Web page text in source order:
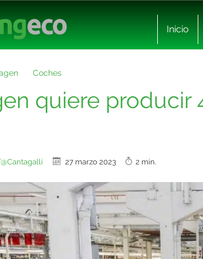
Inicio
Coches
quiere producir
@Cantagalli 27 marzo 2023 2 min.